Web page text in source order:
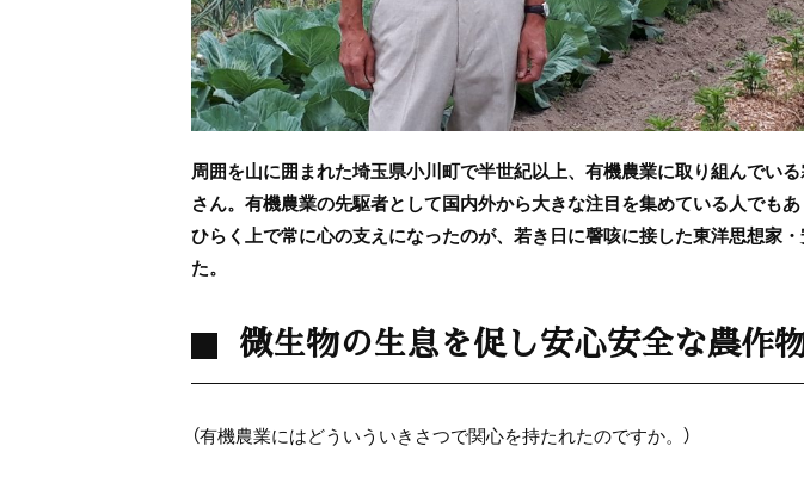
周囲を山に囲まれた埼玉県小川町で半世紀以上、有機農業に取り組んでい
さん。有機農業の先駆者として国内外から大きな注目を集めている人でも
ひらく上で常に心の支えになったのが、若き日に謦咳に接した東洋思想家
た。
微生物の生息を促し安心安全な農作
（有機農業にはどういういきさつで関心を持たれたのですか。）